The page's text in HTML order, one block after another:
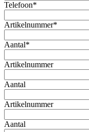
Telefoon*
Artikelnummer*
Aantal*
Artikelnummer
Aantal
Artikelnummer
Aantal